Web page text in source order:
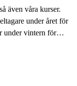
även våra kurser.
under året för
under vintern för…